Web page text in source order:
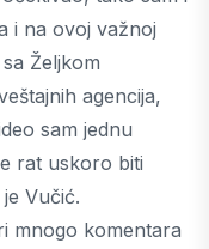
i na ovoj važnoj
Željkom
agencija,
sam jednu
rat uskoro biti
Vučić.
mnogo komentara